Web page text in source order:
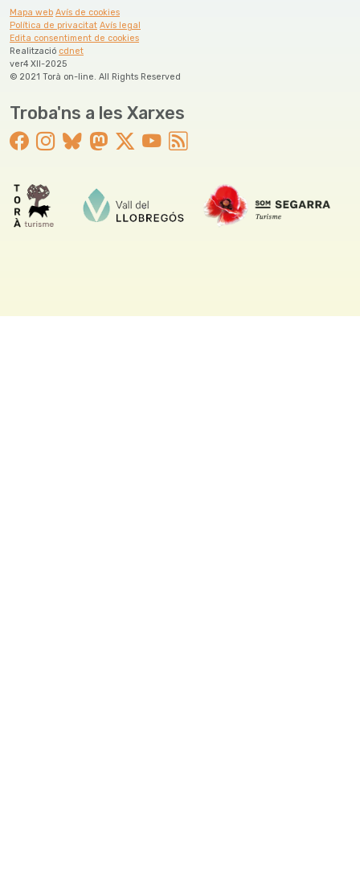
Mapa web Avís de cookies
Política de privacitat Avís legal
Edita consentiment de cookies
Realització cdnet
ver4 XII-2025
© 2021 Torà on-line. All Rights Reserved
Troba'ns a les Xarxes